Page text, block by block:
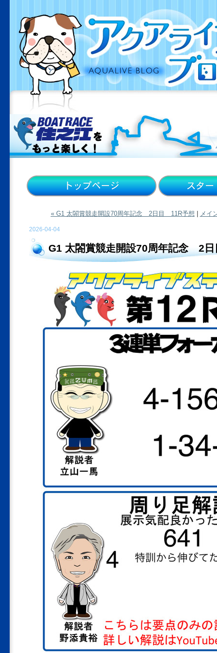
« G1 太閤賞競走開設70周年記念 2日目 11R予想 メイ
2026-04-04
G1 太閤賞競走開設70周年記念 2